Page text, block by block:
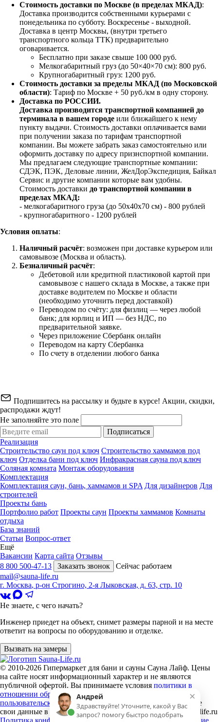
Стоимость доставки по Москве (в пределах МКАД):
Доставка производится собственными курьерами с
понедельника по субботу. Воскресенье - выходной.
Доставка в центр Москвы, (внутри третьего
транспортного кольца ТТК) предварительно
оговаривается.
Бесплатно при заказе свыше 100 000 руб.
Мелкогабаритный груз (до 50×40×70 см): 800 руб.
Крупногабаритный груз: 1200 руб.
Стоимость доставки за пределы МКАД (по Московской
области): Тариф по Москве + 50 руб./км в одну сторону.
Доставка по РОССИИ.
Доставка производится транспортной компанией до
терминала в вашем городе или ближайшего к нему
пункту выдачи. Стоимость доставки оплачивается вами
при получении заказа по тарифам транспортной
компании. Вы можете забрать заказ самостоятельно или
оформить доставку по адресу признспортной компании.
Мы предлагаем следующие транспортные компании:
СДЭК, ПЭК, Деловые линии, ЖелДорЭкспедиция, Байкал
Сервис и другие компании которые вам удобны.
Стоимость доставки до транспортной компании в
пределах МКАД:
- мелкогабаритного груза (до 50х40х70 см) - 800 рублей
- крупногабаритного - 1200 рублей
Условия оплаты:
Наличный расчёт: возможен при доставке курьером или
самовывозе (Москва и область).
Безналичный расчёт:
Дебетовой или кредитной пластиковой картой при
самовывозе с нашего склада в Москве, а также при
доставке водителем по Москве и области
(необходимо уточнить перед доставкой)
Переводом по счёту: для физлиц — через любой
банк; для юрлиц и ИП — без НДС, по
предварительной заявке.
Через приложение Сбербанк онлайн
Переводом на карту Сбербанка
По счету в отделении любого банка
Подпишитесь на рассылку и будьте в курсе! Акции, скидки,
распродажи ждут!
Не заполняйте это поле
Подписаться
Реализация
Строительство саун под ключ Строительство хаммамов под
ключ Отделка бани под ключ Инфракрасная сауна под ключ
Соляная комната Монтаж оборудования
Комплектация
Комплектация саун, бань, хаммамов и SPA Для дизайнеров Для
строителей
Проекты бань
Портфолио работ Проекты саун Проекты хаммамов Комнаты
отдыха
База знаний
Статьи Вопрос-ответ
Ещё
Вакансии Карта сайта Отзывы
8 800 500-47-13
Заказать звонок
Сейчас работаем
mail@sauna-life.ru
г. Москва, р-он Строгино, 2-я Лыковская, д. 63, стр. 10
Не знаете, с чего начать?
Инженер приедет на объект, снимет размеры парной и на месте
ответит на вопросы по оборудованию и отделке.
Вызвать на замеры
© 2010-2026 Гипермаркет для бани и сауны Сауна Лайф. Цены
на сайте носят информационный характер и не являются
публичной офертой. Вы принимаете условия политики в
отношении обработки персональных данных
пользовательского соглашения
каждый раз, когда оставляете
свои данные в любой форме обратной связи на сайте sauna-life.ru
×
Андрей
Здравствуйте! Уточните, какой у Вас
запрос? помогу быстро подобрать